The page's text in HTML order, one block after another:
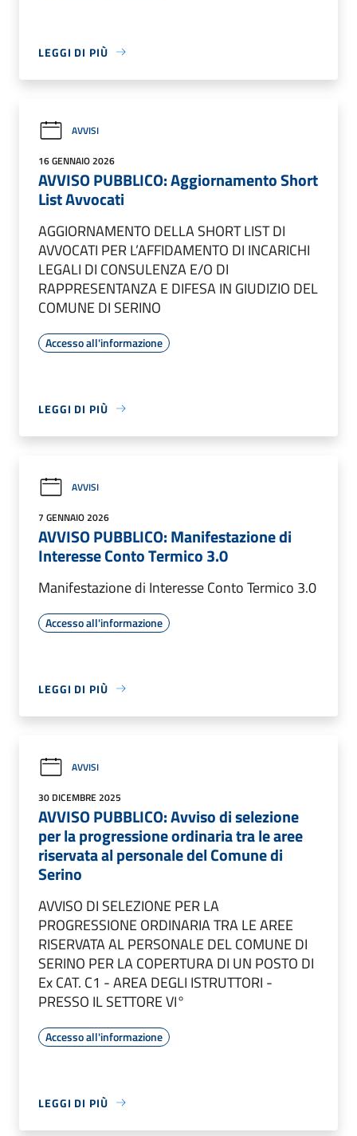
LEGGI DI PIÙ
AVVISI
16 GENNAIO 2026
AVVISO PUBBLICO: Aggiornamento Short
List Avvocati
AGGIORNAMENTO DELLA SHORT LIST DI
AVVOCATI PER L’AFFIDAMENTO DI INCARICHI
LEGALI DI CONSULENZA E/O DI
RAPPRESENTANZA E DIFESA IN GIUDIZIO DEL
COMUNE DI SERINO
Accesso all'informazione
LEGGI DI PIÙ
AVVISI
7 GENNAIO 2026
AVVISO PUBBLICO: Manifestazione di
Interesse Conto Termico 3.0
Manifestazione di Interesse Conto Termico 3.0
Accesso all'informazione
LEGGI DI PIÙ
AVVISI
30 DICEMBRE 2025
AVVISO PUBBLICO: Avviso di selezione
per la progressione ordinaria tra le aree
riservata al personale del Comune di
Serino
AVVISO DI SELEZIONE PER LA
PROGRESSIONE ORDINARIA TRA LE AREE
RISERVATA AL PERSONALE DEL COMUNE DI
SERINO PER LA COPERTURA DI UN POSTO DI
Ex CAT. C1 - AREA DEGLI ISTRUTTORI -
PRESSO IL SETTORE VI°
Accesso all'informazione
LEGGI DI PIÙ